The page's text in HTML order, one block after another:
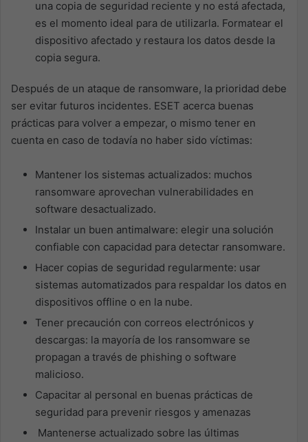
una copia de seguridad reciente y no está afectada,
es el momento ideal para de utilizarla. Formatear el
dispositivo afectado y restaura los datos desde la
copia segura.
Después de un ataque de ransomware, la prioridad debe
ser evitar futuros incidentes. ESET acerca buenas
prácticas para volver a empezar, o mismo tener en
cuenta en caso de todavía no haber sido víctimas:
Mantener los sistemas actualizados: muchos
ransomware aprovechan vulnerabilidades en
software desactualizado.
Instalar un buen antimalware: elegir una solución
confiable con capacidad para detectar ransomware.
Hacer copias de seguridad regularmente: usar
sistemas automatizados para respaldar los datos en
dispositivos offline o en la nube.
Tener precaución con correos electrónicos y
descargas: la mayoría de los ransomware se
propagan a través de phishing o software
malicioso.
Capacitar al personal en buenas prácticas de
seguridad para prevenir riesgos y amenazas
Mantenerse actualizado sobre las últimas